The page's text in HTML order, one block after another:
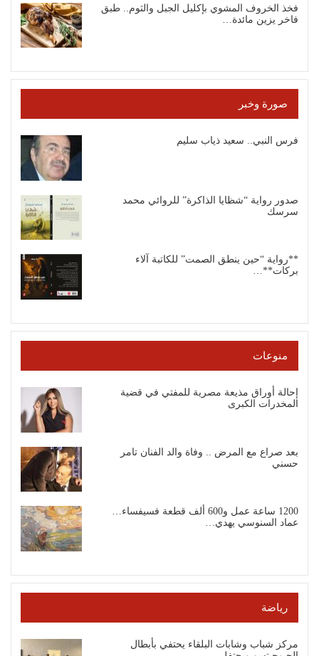
فخذ الخروف المشوي بإكليل الجبل والثوم.. طبق
فاخر يزين مائدة…
صورة وخبر
فرس النبي.. سعيد ذياب سليم
صدور رواية “شظايا الذاكرة” للروائي محمد
سرسك
**رواية “حين ينطق الصمت” للكاتبة آلاء
بركات**…
منوعات
إحالة أوراق مذيعة مصرية للمفتي في قضية
المخدرات الكبرى
بعد صراع مع المرض .. وفاة والد الفنان تامر
حسني
1200 ساعة عمل و600 ألف قطعة فسيفساء…
عماد السنوسي يهدي…
رياضة
مركز شباب وشابات البلقاء يحتفي بأبطال